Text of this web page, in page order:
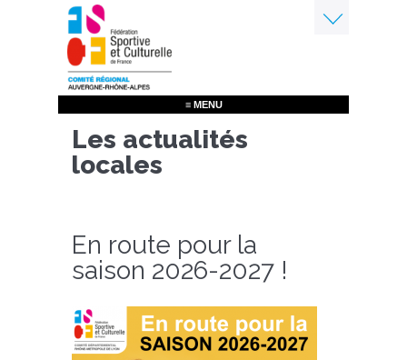
Aller
au
contenu
principal
≡ MENU
Les actualités
locales
En route pour la
saison 2026-2027 !